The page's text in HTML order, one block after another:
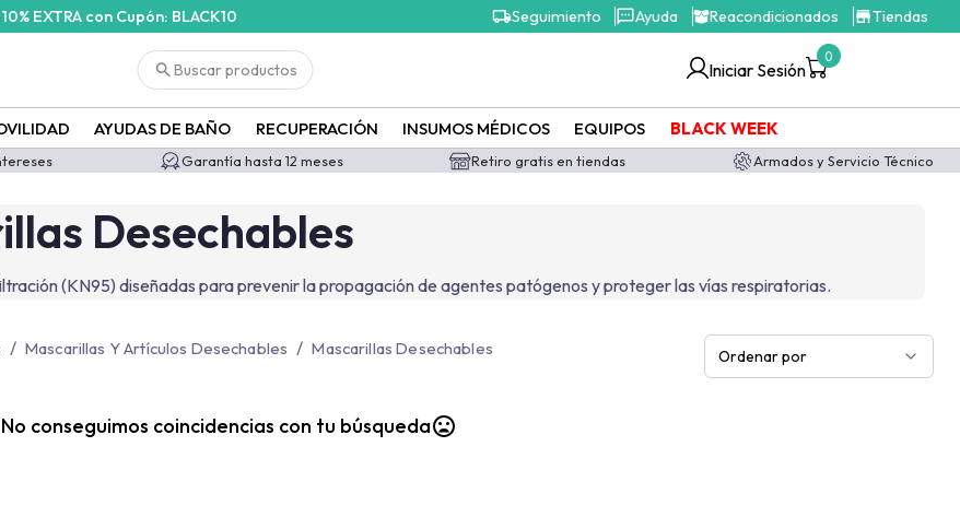
EXTRA con Cupón: BLACK10 Seguimiento Ayuda Reacondicionados Tiendas
Buscar productos Iniciar Sesión
0
AYUDAS DE BAÑO RECUPERACIÓN INSUMOS MÉDICOS EQUIPOS BLACK WEEK
Garantía hasta 12 meses Retiro gratis en tiendas Armados y Servicio Técnico
Desechables
(KN95) diseñadas para prevenir la propagación de agentes patógenos y proteger las vías respiratorias.
/ Mascarillas Y Artículos Desechables / Mascarillas Desechables Ordenar por
conseguimos coincidencias con tu búsqueda